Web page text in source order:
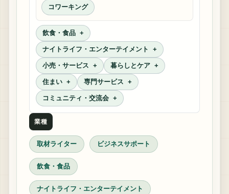
コワーキング
飲食・食品
ナイトライフ・エンターテイメント
小売・サービス 暮らしとケア
住まい 専門サービス
コミュニティ・交流会
業種
取材ライター ビジネスサポート
飲食・食品
ナイトライフ・エンターテイメント